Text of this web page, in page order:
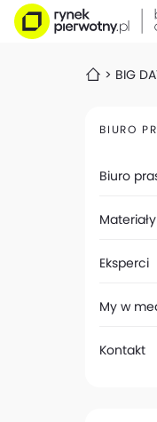
BIG
BIURO
Biuro
Eksperci
My w
Kontakt